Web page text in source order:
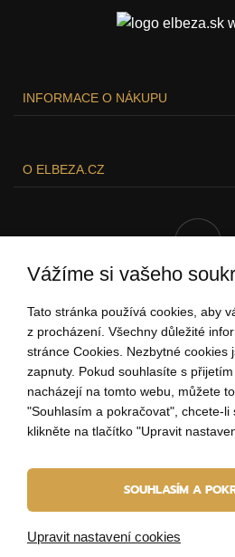
INFORMACE O NÁKUPU
O ELBEZA.CZ
RÁDI VÁM
704 034
(Po - Pá: 9:00-
Internetový obchod
Vážíme si vašeho
Tato stránka používá cookies, aby
z procházení. Všechny důležité
stránce Cookies. Nezbytné cookies
zapnuty. Pokud souhlasíte s
nacházejí na tomto webu, můžete
"Souhlasím a pokračovat", chcete-
klikněte na tlačítko "Upravit
SOUHLASÍM A
Upravit nastavení cookies